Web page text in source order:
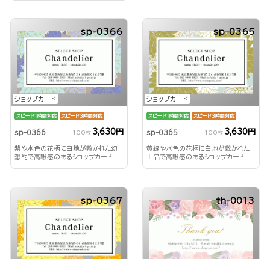
ショップカード
sp-0366
スピード1時間対応 スピード3時間対応
sp-0366 100枚 3,630円
紫や水色の花柄に白地が敷かれた幻
想的で高級感のあるショップカード
ショップカード
sp-0365
スピード1時間対応 スピード3時間対応
sp-0365 100枚 3,630円
黄緑や水色の花柄に白地が敷かれた
上品で高級感のあるショップカード
sp-0367 th-0013